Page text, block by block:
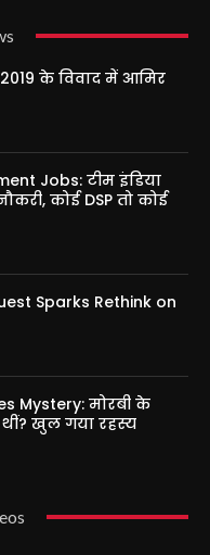
के विवाद में आमिर
Jobs: टीम इंडिया
कोई DSP तो कोई
Sparks Rethink on
Mystery: मोरबी के
खुल गया रहस्य